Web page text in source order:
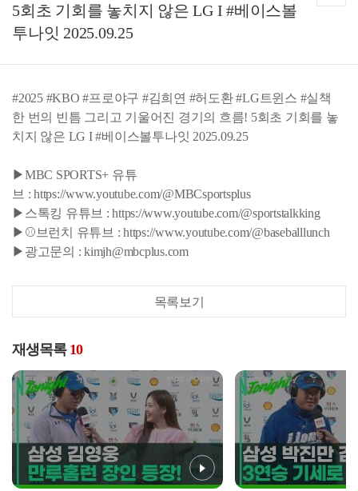
5회초 기회를 놓치지 않은 LG I #베이스볼
투나잇 2025.09.25
#2025 #KBO #프로야구 #김희연 #허도환 #LG트윈스 #실책
한 번의 빈틈 그리고 기울어진 경기의 흐름! 5회초 기회를 놓
치지 않은 LG I #베이스볼투나잇 2025.09.25
▶MBC SPORTS+ 유튜
브 : https://www.youtube.com/@MBCsportsplus
▶스톡킹 유튜브 : https://www.youtube.com/@sportstalkking
▶⚾브런치 유튜브 : https://www.youtube.com/@baseballlunch
▶광고문의 : kimjh@mbcplus.com
목록보기
재생목록 10